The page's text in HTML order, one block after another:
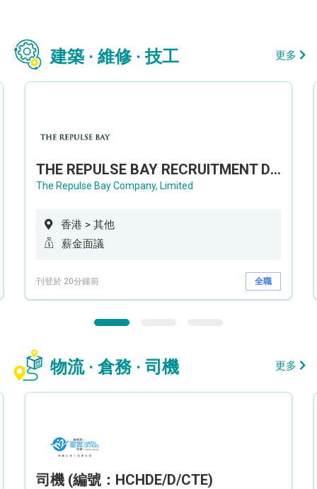
建築 · 維修 · 技工 更多
THE REPULSE BAY RECRUITMENT DAY 淺水灣影灣園人才招聘會
The Repulse Bay Company, Limited
香港 > 其他
薪金面議
刊登於 20分鐘前 全職
物流 · 倉務 · 司機 更多
司機 (編號：HCHDE/D/CTE)